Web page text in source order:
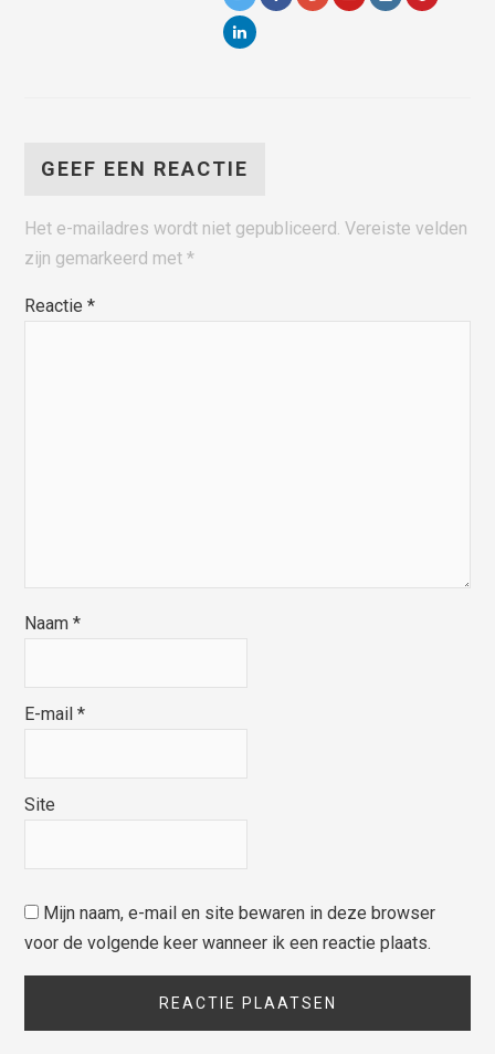
GEEF EEN REACTIE
Het e-mailadres wordt niet gepubliceerd. Vereiste velden
zijn gemarkeerd met*
Reactie*
Naam*
E-mail*
Site
Mijn naam, e-mail en site bewaren in deze browser
voor de volgende keer wanneer ik een reactie plaats.